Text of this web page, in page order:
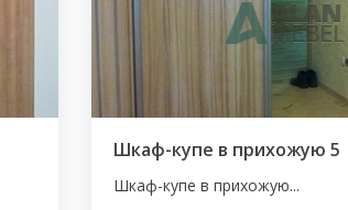
Шкаф-купе в прихожую 5
Шкаф-купе в прихожую...